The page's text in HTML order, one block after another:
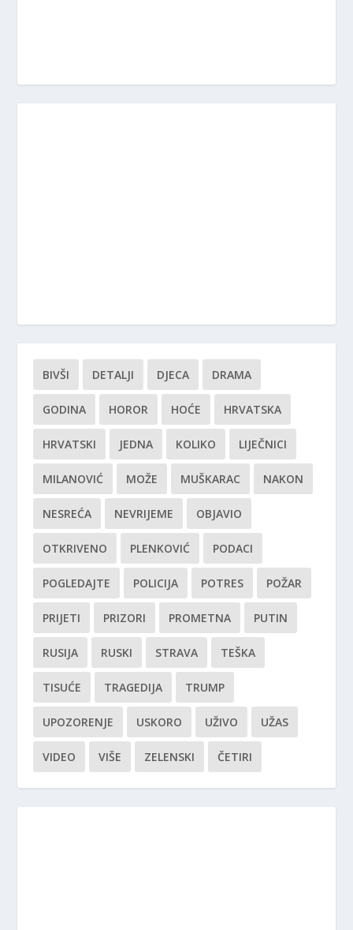
BIVŠI DETALJI DJECA DRAMA
GODINA HOROR HOĆE HRVATSKA
HRVATSKI JEDNA KOLIKO LIJEČNICI
MILANOVIĆ MOŽE MUŠKARAC NAKON
NESREĆA NEVRIJEME OBJAVIO
OTKRIVENO PLENKOVIĆ PODACI
POGLEDAJTE POLICIJA POTRES POŽAR
PRIJETI PRIZORI PROMETNA PUTIN
RUSIJA RUSKI STRAVA TEŠKA
TISUĆE TRAGEDIJA TRUMP
UPOZORENJE USKORO UŽIVO UŽAS
VIDEO VIŠE ZELENSKI ČETIRI